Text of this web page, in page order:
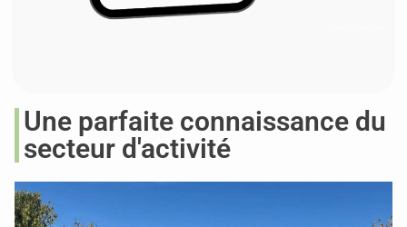
Une parfaite connaissance du
secteur d'activité